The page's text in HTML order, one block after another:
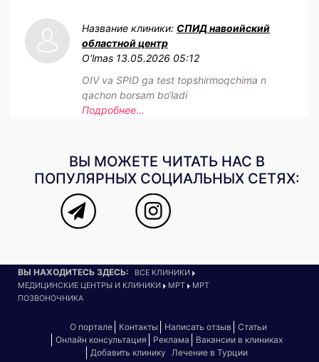
Название клиники: СПИД навоийский
областной центр
O‘lmas 13.05.2026 05:12
OIV va SPID ga test topshirmoqchima n
qachon borsam bo‘ladi
Подробнее...
ВЫ МОЖЕТЕ ЧИТАТЬ НАС В
ПОПУЛЯРНЫХ СОЦИАЛЬНЫХ СЕТЯХ:
ВЫ НАХОДИТЕСЬ ЗДЕСЬ:
ВСЕ КЛИНИКИ
МЕДИЦИНСКИЕ ЦЕНТРЫ И КЛИНИКИ
МРТ
МРТ
ПОЗВОНОЧНИКА
О портале Контакты Написать отзыв
Статьи
Онлайн консультация
Реклама
Вакансии в клиниках
Добавить клинику Лечение в Турции